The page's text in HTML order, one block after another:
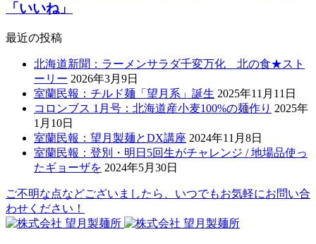
「いいね」
最近の投稿
北海道新聞：ラーメンサラダ千変万化 北の食★スト
ーリー 2026年3月9日
室蘭民報：チルド麺「望月系」誕生 2025年11月11日
コロンブス 1月号：北海道産小麦100%の麺作り 2025年
1月10日
室蘭民報：望月製麺とDX講座 2024年11月8日
室蘭民報：登別・明日5回生がチャレンジ / 地場品使っ
たギョーザを 2024年5月30日
ご不明な点などございましたら、いつでもお気軽にお問い合
わせください！